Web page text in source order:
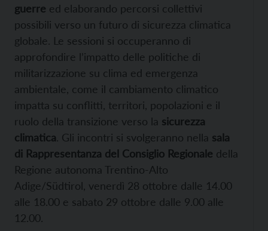
guerre ed elaborando percorsi collettivi
possibili verso un futuro di sicurezza climatica
globale. Le sessioni si occuperanno di
approfondire l’impatto delle politiche di
militarizzazione su clima ed emergenza
ambientale, come il cambiamento climatico
impatta su conflitti, territori, popolazioni e il
ruolo della transizione verso la sicurezza
climatica. Gli incontri si svolgeranno nella sala
di Rappresentanza del Consiglio Regionale della
Regione autonoma Trentino-Alto
Adige/Südtirol, venerdì 28 ottobre dalle 14.00
alle 18.00 e sabato 29 ottobre dalle 9.00 alle
12.00.